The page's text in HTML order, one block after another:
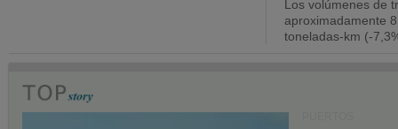
Los volúmenes de
aproximadamente
toneladas-km (-